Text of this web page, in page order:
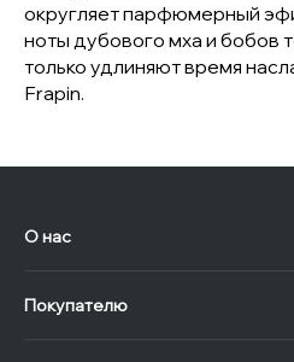
округляет парфюмерный
ноты дубового мха и бобов
только удлиняют время
Frapin.
О нас
Покупателю